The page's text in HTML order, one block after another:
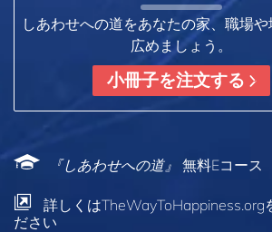
しあわせへの道をあなたの家、職場
広めましょう。
小冊子を注文する
『しあわせへの道』 無料Eコース
詳しくはTheWayToHappiness.org
ださい